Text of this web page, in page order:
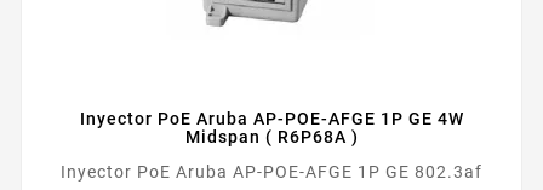
Inyector PoE Aruba AP-POE-AFGE 1P GE 4W
Midspan ( R6P68A )
Inyector PoE Aruba AP-POE-AFGE 1P GE 802.3af